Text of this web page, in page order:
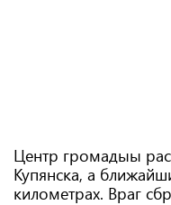
Центр громадыы
Купянска, а
километрах. Враг